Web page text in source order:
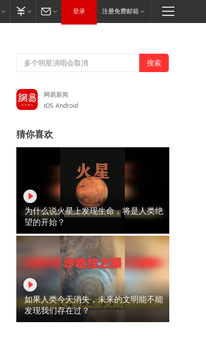
登录 注册免费邮箱
网易新闻
iOS Android
猜你喜欢
为什么说火星上发现生命，将是人类绝
望的开始？
如果人类今天消失，未来的文明能不能
发现我们存在过？